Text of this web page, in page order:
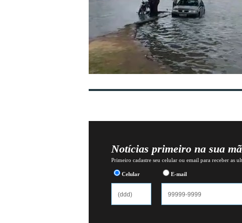
Notícias primeiro na sua
Primeiro cadastre seu celular ou email para receber as
Celular E-mail